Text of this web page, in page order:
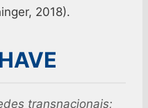
2018).
transnacionais;